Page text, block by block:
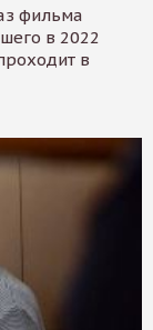
фильма
в 2022
в